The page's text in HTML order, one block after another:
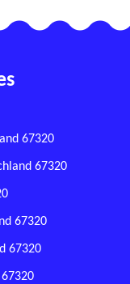
67320
67320
67320
67320